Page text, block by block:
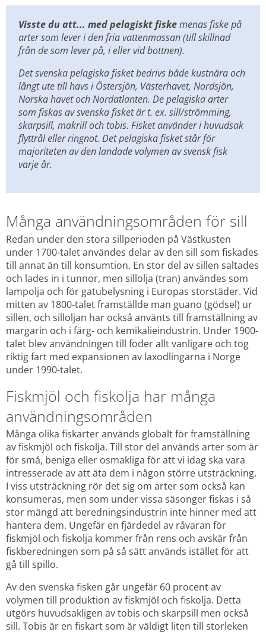
Visste du att... med pelagiskt fiske menas fiske på
arter som lever i den fria vattenmassan (till skillnad
från de som lever på, i eller vid bottnen).
Det svenska pelagiska fisket bedrivs både kustnära och
långt ute till havs i Östersjön, Västerhavet, Nordsjön,
Norska havet och Nordatlanten. De pelagiska arter
som fiskas av svenska fisket är t. ex. sill/strömming,
skarpsill, makrill och tobis. Fisket använder i huvudsak
flyttrål eller ringnot. Det pelagiska fisket står för
majoriteten av den landade volymen av svensk fisk
varje år.
Många användningsområden för sill
Redan under den stora sillperioden på Västkusten
under 1700-talet användes delar av den sill som fiskades
till annat än till konsumtion. En stor del av sillen saltades
och lades in i tunnor, men sillolja (tran) användes som
lampolja och för gatubelysning i Europas storstäder. Vid
mitten av 1800-talet framställde man guano (gödsel) ur
sillen, och silloljan har också använts till framställning av
margarin och i färg- och kemikalieindustrin. Under 1900-
talet blev användningen till foder allt vanligare och tog
riktig fart med expansionen av laxodlingarna i Norge
under 1990-talet.
Fiskmjöl och fiskolja har många
användningsområden
Många olika fiskarter används globalt för framställning
av fiskmjöl och fiskolja. Till stor del används arter som är
för små, beniga eller osmakliga för att vi idag ska vara
intresserade av att äta dem i någon större utsträckning.
I viss utsträckning rör det sig om arter som också kan
konsumeras, men som under vissa säsonger fiskas i så
stor mängd att beredningsindustrin inte hinner med att
hantera dem. Ungefär en fjärdedel av råvaran för
fiskmjöl och fiskolja kommer från rens och avskär från
fiskberedningen som på så sätt används istället för att
gå till spillo.
Av den svenska fisken går ungefär 60 procent av
volymen till produktion av fiskmjöl och fiskolja. Detta
utgörs huvudsakligen av tobis och skarpsill men också
sill. Tobis är en fiskart som är väldigt liten till storleken